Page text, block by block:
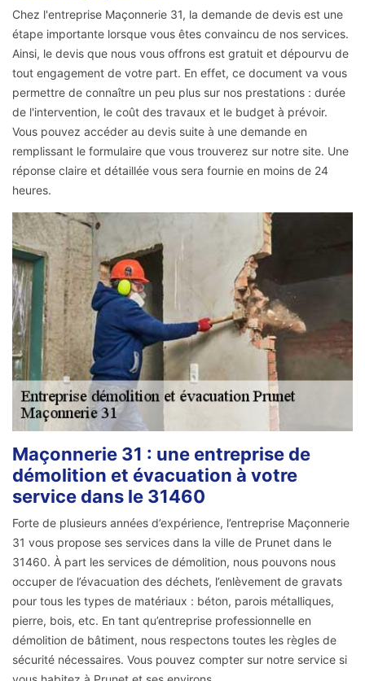
Chez l'entreprise Maçonnerie 31, la demande de devis est une
étape importante lorsque vous êtes convaincu de nos services.
Ainsi, le devis que nous vous offrons est gratuit et dépourvu de
tout engagement de votre part. En effet, ce document va vous
permettre de connaître un peu plus sur nos prestations : durée
de l'intervention, le coût des travaux et le budget à prévoir.
Vous pouvez accéder au devis suite à une demande en
remplissant le formulaire que vous trouverez sur notre site. Une
réponse claire et détaillée vous sera fournie en moins de 24
heures.
Maçonnerie 31 : une entreprise de
démolition et évacuation à votre
service dans le 31460
Forte de plusieurs années d’expérience, l’entreprise Maçonnerie
31 vous propose ses services dans la ville de Prunet dans le
31460. À part les services de démolition, nous pouvons nous
occuper de l’évacuation des déchets, l’enlèvement de gravats
pour tous les types de matériaux : béton, parois métalliques,
pierre, bois, etc. En tant qu’entreprise professionnelle en
démolition de bâtiment, nous respectons toutes les règles de
sécurité nécessaires. Vous pouvez compter sur notre service si